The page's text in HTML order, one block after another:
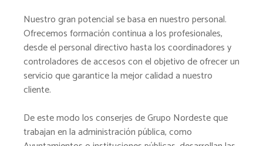
Nuestro gran potencial se basa en nuestro personal.
Ofrecemos formación continua a los profesionales,
desde el personal directivo hasta los coordinadores y
controladores de accesos con el objetivo de ofrecer un
servicio que garantice la mejor calidad a nuestro
cliente.
De este modo los conserjes de Grupo Nordeste que
trabajan en la administración pública, como